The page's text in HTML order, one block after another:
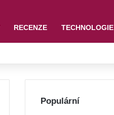
RECENZE TECHNOLOGIE
Populární